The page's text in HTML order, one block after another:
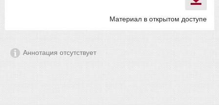
Материал в открытом доступе
Аннотация отсутствует